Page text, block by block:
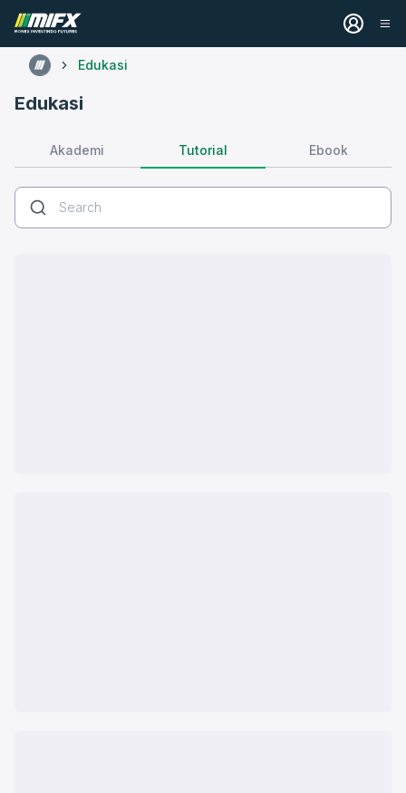
Edukasi
Edukasi
Akademi Tutorial Ebook